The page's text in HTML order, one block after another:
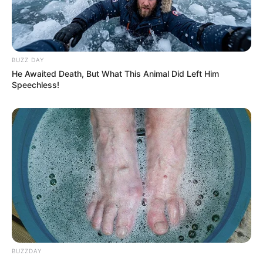
BUZZ DAY
He Awaited Death, But What This Animal Did Left Him
Speechless!
BUZZDAY